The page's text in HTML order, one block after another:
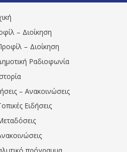
– Διοίκηση
– Διοίκηση
Ραδιοφωνία
– Ανακοινώσεις
Ειδήσεις
πρόγραμμα